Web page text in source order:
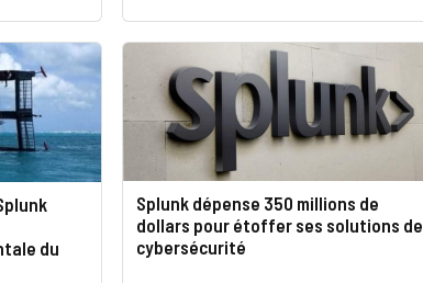
du
Splunk dépense 350 millions de
dollars pour étoffer ses solutions de
cybersécurité